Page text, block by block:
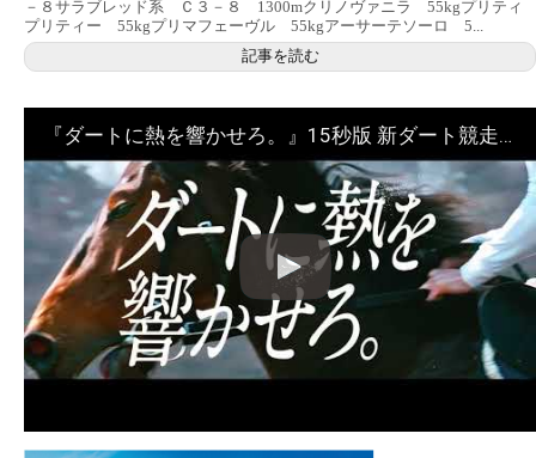
－８サラブレッド系 Ｃ３－８ 1300mクリノヴァニラ 55kgプリティ
プリティー 55kgプリマフェーヴル 55kgアーサーテソーロ 5...
記事を読む
『ダートに熱を響かせろ。』15秒版 新ダート競走体系 プロモーションムービー